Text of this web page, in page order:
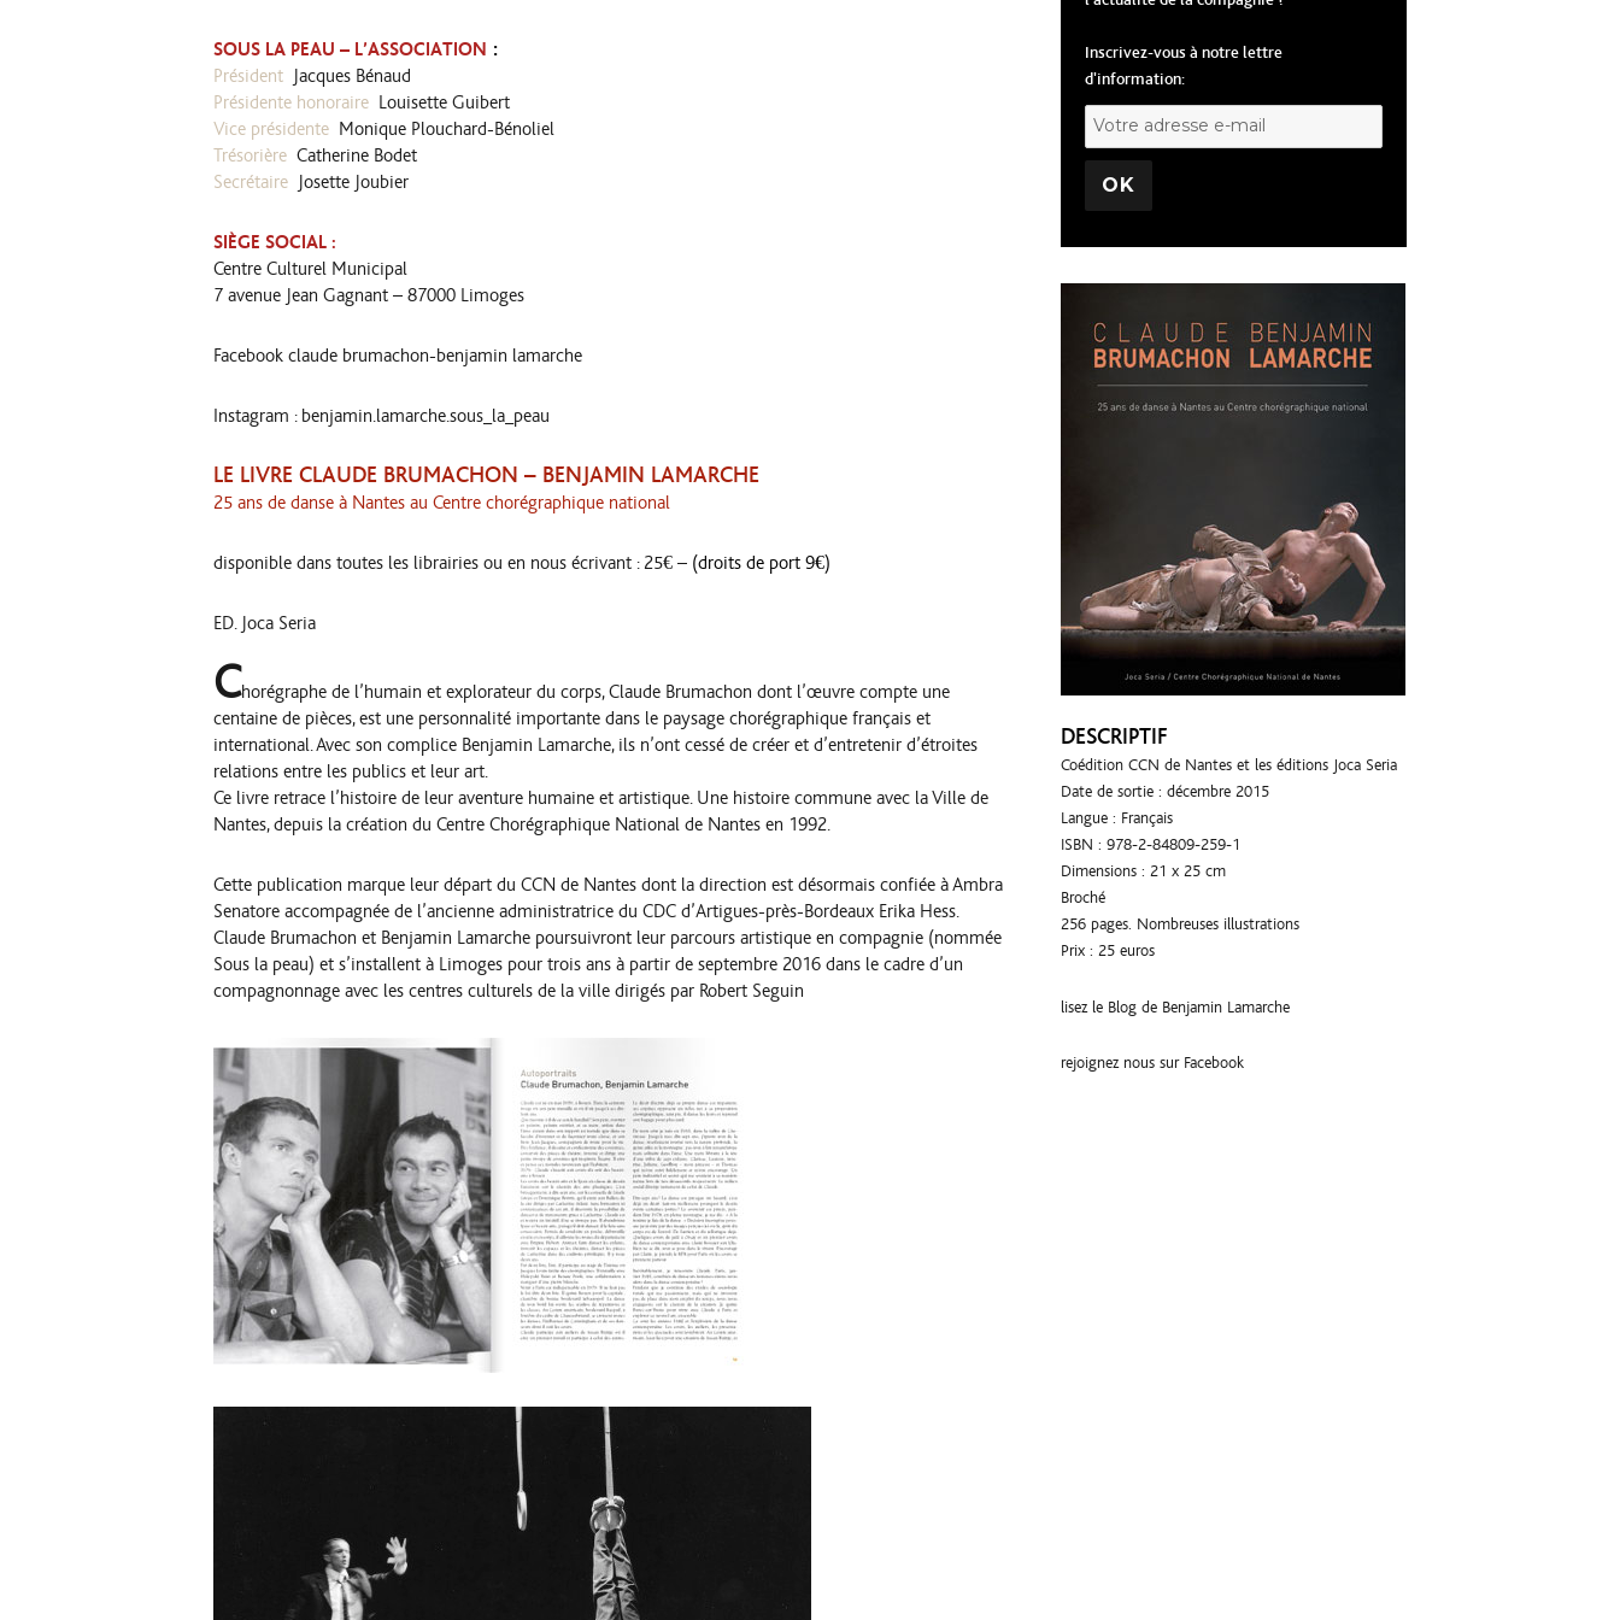
SOUS LA PEAU – L’ASSOCIATION :
Président Jacques Bénaud
Présidente honoraire Louisette Guibert
Vice présidente Monique Plouchard-Bénoliel
Trésorière Catherine Bodet
Secrétaire Josette Joubier
SIÈGE SOCIAL :
Centre Culturel Municipal
7 avenue Jean Gagnant – 87000 Limoges
Facebook claude brumachon-benjamin lamarche
Instagram : benjamin.lamarche.sous_la_peau
LE LIVRE CLAUDE BRUMACHON – BENJAMIN LAMARCHE
25 ans de danse à Nantes au Centre chorégraphique national
disponible dans toutes les librairies ou en nous écrivant : 25€ – (droits de port 9€)
ED. Joca Seria
Chorégraphe de l’humain et explorateur du corps, Claude Brumachon dont l’œuvre compte une
centaine de pièces, est une personnalité importante dans le paysage chorégraphique français et
international. Avec son complice Benjamin Lamarche, ils n’ont cessé de créer et d’entretenir d’étroites
relations entre les publics et leur art.
Ce livre retrace l’histoire de leur aventure humaine et artistique. Une histoire commune avec la Ville de
Nantes, depuis la création du Centre Chorégraphique National de Nantes en 1992.
Cette publication marque leur départ du CCN de Nantes dont la direction est désormais confiée à Ambra
Senatore accompagnée de l’ancienne administratrice du CDC d’Artigues-près-Bordeaux Erika Hess.
Claude Brumachon et Benjamin Lamarche poursuivront leur parcours artistique en compagnie (nommée
Sous la peau) et s’installent à Limoges pour trois ans à partir de septembre 2016 dans le cadre d’un
compagnonnage avec les centres culturels de la ville dirigés par Robert Seguin
Inscrivez-vous à notre lettre
d'information:
DESCRIPTIF
Coédition CCN de Nantes et les éditions Joca Seria
Date de sortie : décembre 2015
Langue : Français
ISBN : 978-2-84809-259-1
Dimensions : 21 x 25 cm
Broché
256 pages. Nombreuses illustrations
Prix : 25 euros
lisez le Blog de Benjamin Lamarche
rejoignez nous sur Facebook